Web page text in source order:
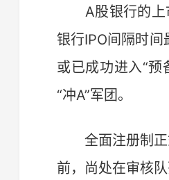
A股银行的上市
银行IPO间隔时间
或已成功进入“预
“冲A”军团。
全面注册制正
前，尚处在审核